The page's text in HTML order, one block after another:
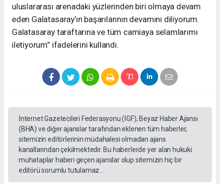
uluslararası arenadaki yüzlerinden biri olmaya devam
eden Galatasaray’ın başarılarının devamını diliyorum.
Galatasaray taraftarına ve tüm camiaya selamlarımı
iletiyorum” ifadelerini kullandı.
İnternet Gazetecileri Federasyonu (İGF), Beyaz Haber Ajansı
(BHA) ve diğer ajanslar tarafından eklenen tüm haberler,
sitemizin editörlerinin müdahalesi olmadan ajans
kanallarından çekilmektedir. Bu haberlerde yer alan hukuki
muhataplar haberi geçen ajanslar olup sitemizin hiç bir
editörü sorumlu tutulamaz...